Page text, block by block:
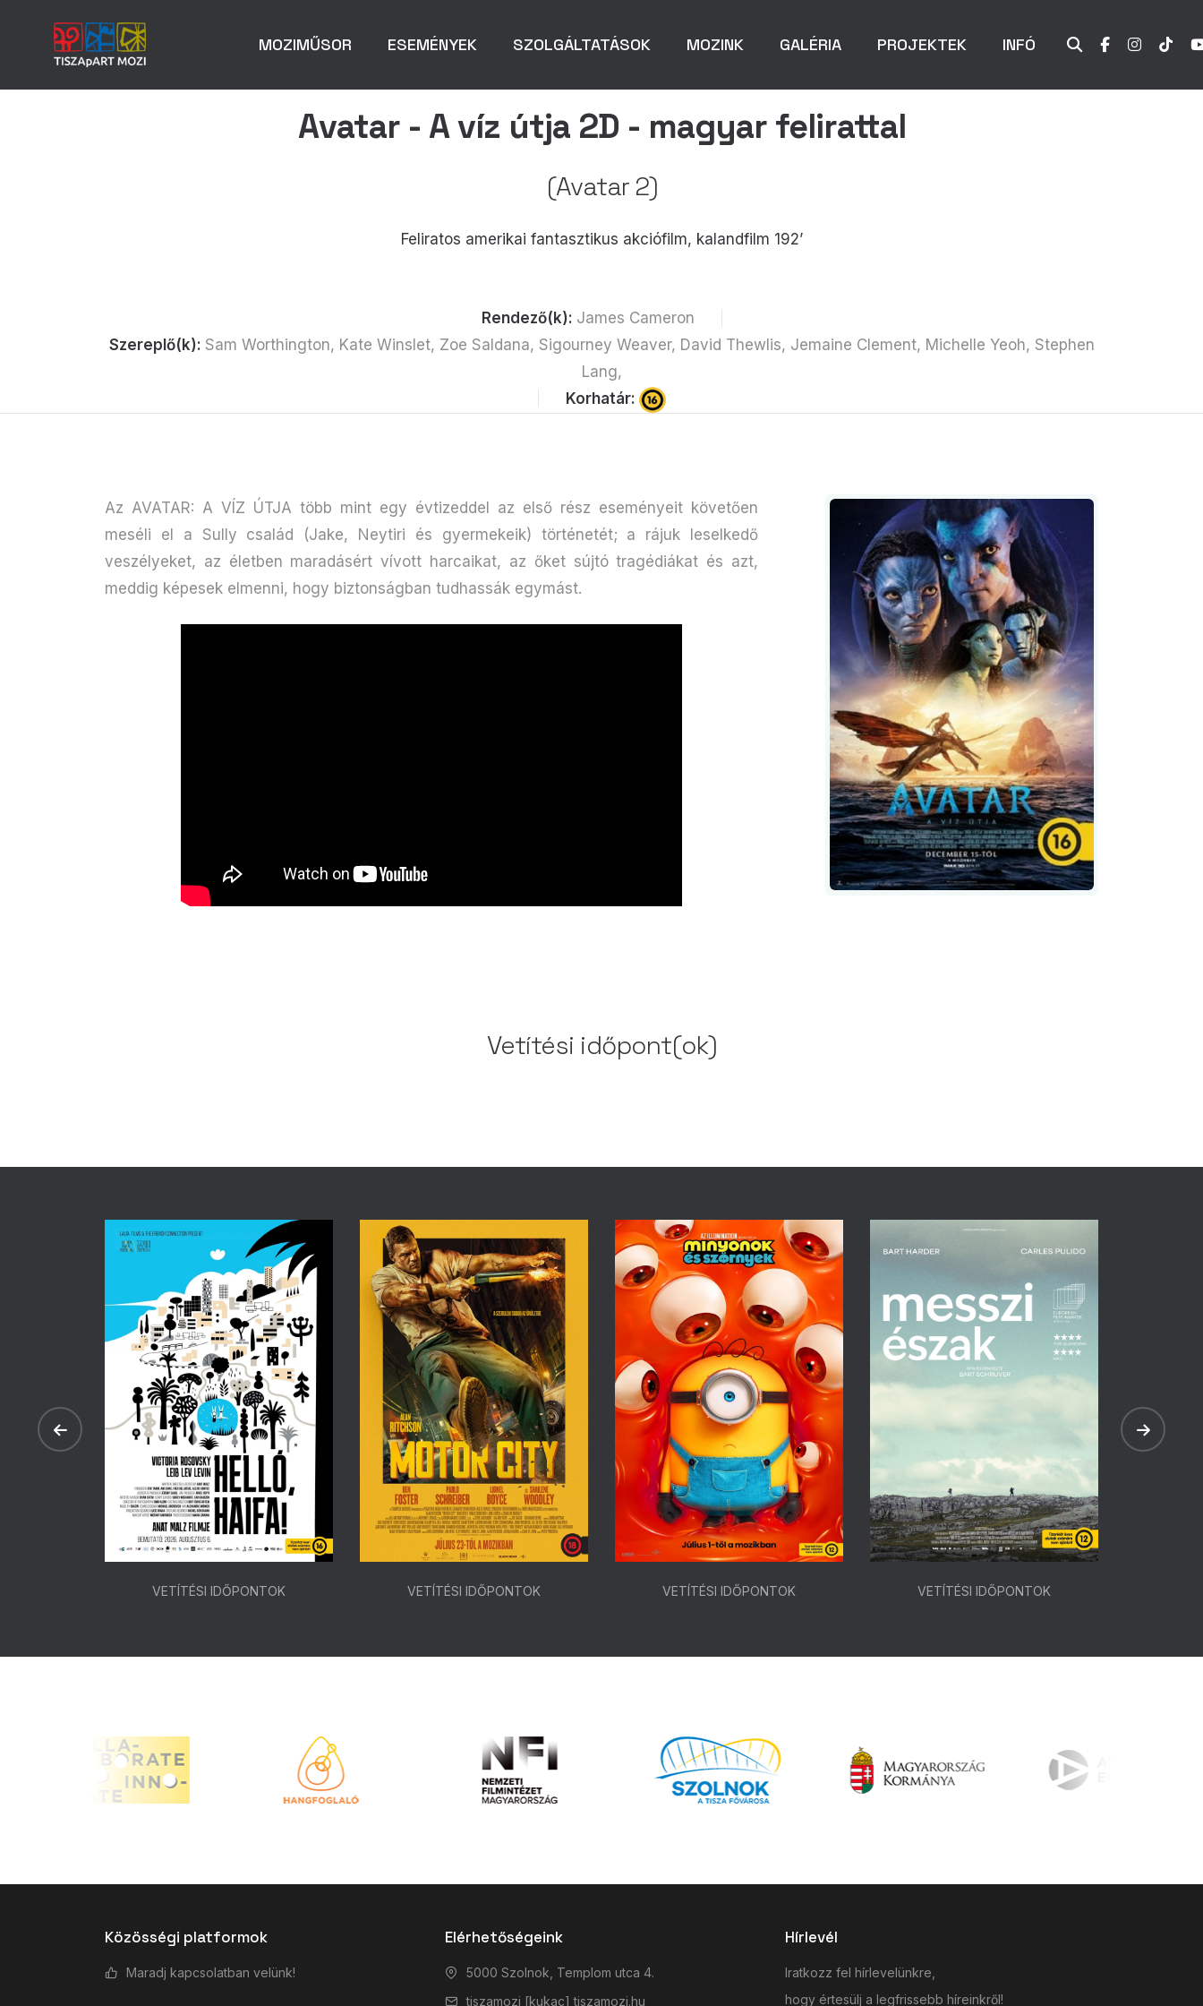
MOZIMŰSOR ESEMÉNYEK SZOLGÁLTATÁSOK MOZINK GALÉRIA PROJEKTEK INFÓ
Avatar - A víz útja 2D - magyar felirattal
(Avatar 2)
Feliratos amerikai fantasztikus akciófilm, kalandfilm 192’
Rendező(k): James Cameron
Szereplő(k): Sam Worthington, Kate Winslet, Zoe Saldana, Sigourney Weaver, David Thewlis, Jemaine Clement, Michelle Yeoh, Stephen
Lang,
Korhatár:
Az AVATAR: A VÍZ ÚTJA több mint egy évtizeddel az első rész eseményeit követően
meséli el a Sully család (Jake, Neytiri és gyermekeik) történetét; a rájuk leselkedő
veszélyeket, az életben maradásért vívott harcaikat, az őket sújtó tragédiákat és azt,
meddig képesek elmenni, hogy biztonságban tudhassák egymást.
Vetítési időpont(ok)
VETÍTÉSI IDŐPONTOK VETÍTÉSI IDŐPONTOK VETÍTÉSI IDŐPONTOK VETÍTÉSI IDŐPONTOK
Közösségi platformok
Maradj kapcsolatban velünk!
Elérhetőségeink
5000 Szolnok, Templom utca 4.
tiszamozi [kukac] tiszamozi.hu
Hírlevél
Iratkozz fel hírlevelünkre,
hogy értesülj a legfrissebb híreinkről!